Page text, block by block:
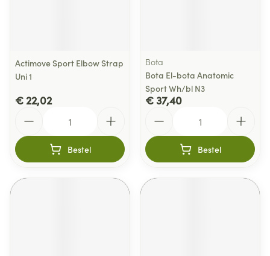
Actimove Sport Elbow Strap
Uni 1
€ 22,02
Bestel
Bota
Bota El-bota Anatomic
Sport Wh/bl N3
€ 37,40
Bestel